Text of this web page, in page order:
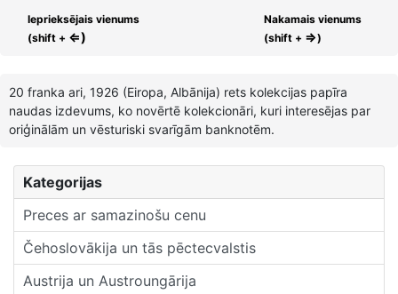
Kategorijas
Preces ar samazinošu cenu
Čehoslovākija un tās pēctecvalstis
Austrija un Austroungārija
Ieprieksējais vienums
(shift + ⇐)
Nakamais vienums
(shift + ⇒)
20 franka ari, 1926 (Eiropa, Albānija) rets kolekcijas papīra
naudas izdevums, ko novērtē kolekcionāri, kuri interesējas par
oriģinālām un vēsturiski svarīgām banknotēm.